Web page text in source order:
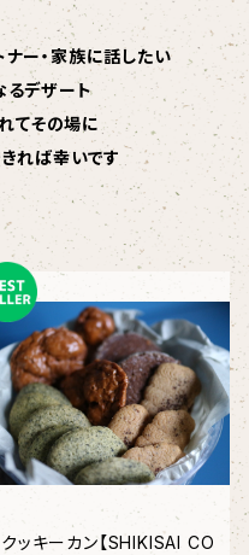
ー・家族に話したい
るデザート
てその場に
れば幸いです
クッキーカン【SHIKISAI CO